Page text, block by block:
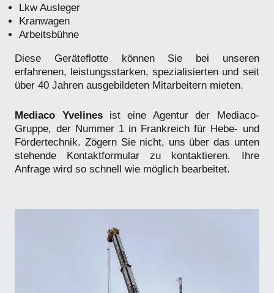
Lkw Ausleger
Kranwagen
Arbeitsbühne
Diese Geräteflotte können Sie bei unseren
erfahrenen, leistungsstarken, spezialisierten und seit
über 40 Jahren ausgebildeten Mitarbeitern mieten.
Mediaco Yvelinesist eine Agentur der Mediaco-
Gruppe, der Nummer 1 in Frankreich für Hebe- und
Fördertechnik. Zögern Sie nicht, uns über das unten
stehende Kontaktformular zu kontaktieren. Ihre
Anfrage wird so schnell wie möglich bearbeitet.